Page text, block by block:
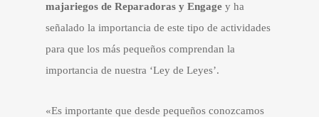
majariegos de Reparadoras y Engage y ha
señalado la importancia de este tipo de actividades
para que los más pequeños comprendan la
importancia de nuestra ‘Ley de Leyes’.
«Es importante que desde pequeños conozcamos